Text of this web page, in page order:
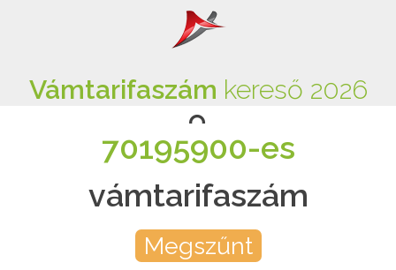
Vámtarifaszám kereső 2026
70195900-es
vámtarifaszám
Megszűnt